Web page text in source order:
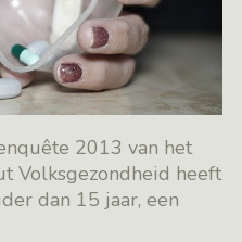
2013 van het
Volksgezondheid heeft
dan 15 jaar, een